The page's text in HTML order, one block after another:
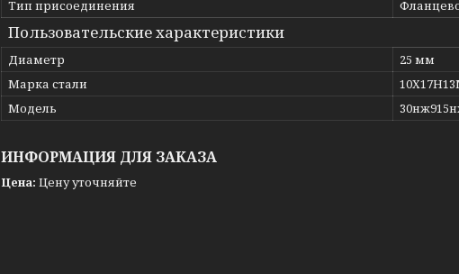
Тип присоединения
Пользовательские характеристики
Диаметр
25 мм
Марка стали
Модель
ИНФОРМАЦИЯ ДЛЯ ЗАКАЗА
Цена: Цену уточняйте